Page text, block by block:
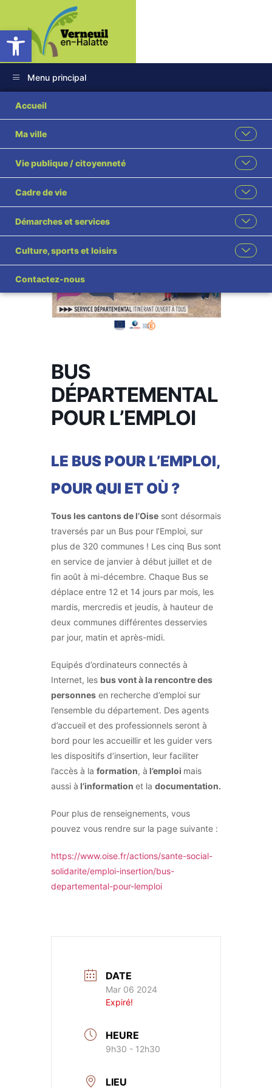
Ouvrir la barre d’outils
Menu principal
Accueil
Ma ville
Vie publique / citoyenneté
Cadre de vie
Démarches et services
Culture, sports et loisirs
Contactez-nous
BUS
DÉPARTEMENTAL
POUR L’EMPLOI
LE BUS POUR L’EMPLOI,
POUR QUI ET OÙ ?
Tous les cantons de l’Oise sont désormais
traversés par un Bus pour l’Emploi, sur
plus de 320 communes ! Les cinq Bus sont
en service de janvier à début juillet et de
fin août à mi-décembre. Chaque Bus se
déplace entre 12 et 14 jours par mois, les
mardis, mercredis et jeudis, à hauteur de
deux communes différentes desservies
par jour, matin et après-midi.
Equipés d’ordinateurs connectés à
Internet, les bus vont à la rencontre des
personnes en recherche d’emploi sur
l’ensemble du département. Des agents
d’accueil et des professionnels seront à
bord pour les accueillir et les guider vers
les dispositifs d’insertion, leur faciliter
l’accès à la formation, à l’emploi mais
aussi à l’information et la documentation.
Pour plus de renseignements, vous
pouvez vous rendre sur la page suivante :
https://www.oise.fr/actions/sante-social-
solidarite/emploi-insertion/bus-
departemental-pour-lemploi
DATE
Mar 06 2024
Expiré!
HEURE
9h30 - 12h30
LIEU